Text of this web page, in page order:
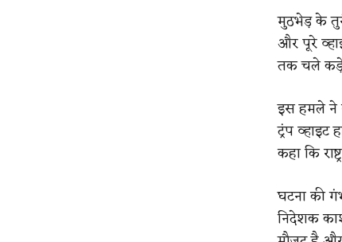
मुठभेड़ के
और पूरे
तक चले कड़े
इस हमले ने
ट्रंप
कहा कि
घटना की
निदेशक